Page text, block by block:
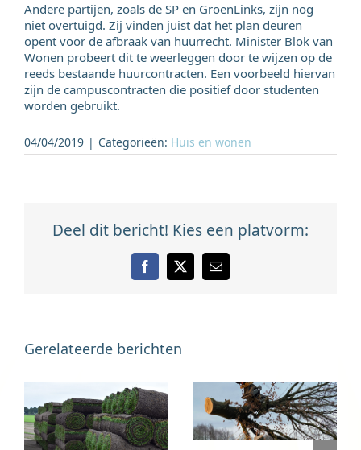
Andere partijen, zoals de SP en GroenLinks, zijn nog
niet overtuigd. Zij vinden juist dat het plan deuren
opent voor de afbraak van huurrecht. Minister Blok van
Wonen probeert dit te weerleggen door te wijzen op de
reeds bestaande huurcontracten. Een voorbeeld hiervan
zijn de campuscontracten die positief door studenten
worden gebruikt.
04/04/2019 | Categorieën: Huis en wonen
Deel dit bericht! Kies een platvorm:
Facebook
X
E-
Gerelateerde berichten